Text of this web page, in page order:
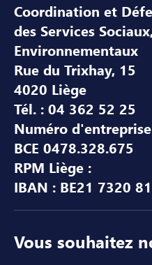
Coordination et
des Services
Environnementaux
Rue du Trixhay, 15
4020 Liège
Tél. : 04 362 52 25
Numéro
BCE 0478.328.675
RPM Liège :
IBAN : BE21 7320
Vous souhaitez